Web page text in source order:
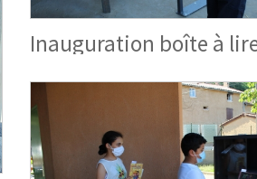
Inauguration boîte à